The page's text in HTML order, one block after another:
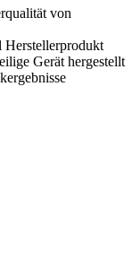
von
Herstellerprodukt
Gerät hergestellt